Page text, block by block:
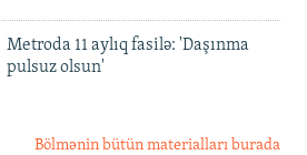
Metroda 11 aylıq fasilə: 'Daşınma
pulsuz olsun'
Bölmənin bütün materialları burada